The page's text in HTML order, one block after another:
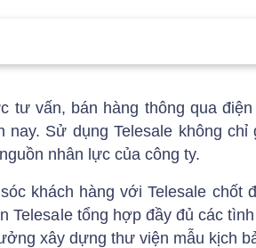
tư vấn, bán hàng thông qua
nay. Sử dụng Telesale không
nhân lực của công ty.
khách hàng với Telesale chốt
Telesale tổng hợp đầy đủ các
xây dựng thư viện mẫu kịch